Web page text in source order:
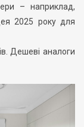
– наприклад,
2025 року для
Дешеві аналоги